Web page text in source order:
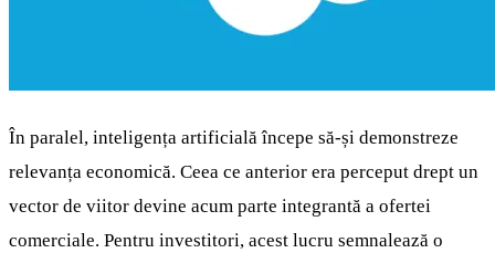
În paralel, inteligența artificială începe să-și demonstreze
relevanța economică. Ceea ce anterior era perceput drept un
vector de viitor devine acum parte integrantă a ofertei
comerciale. Pentru investitori, acest lucru semnalează o